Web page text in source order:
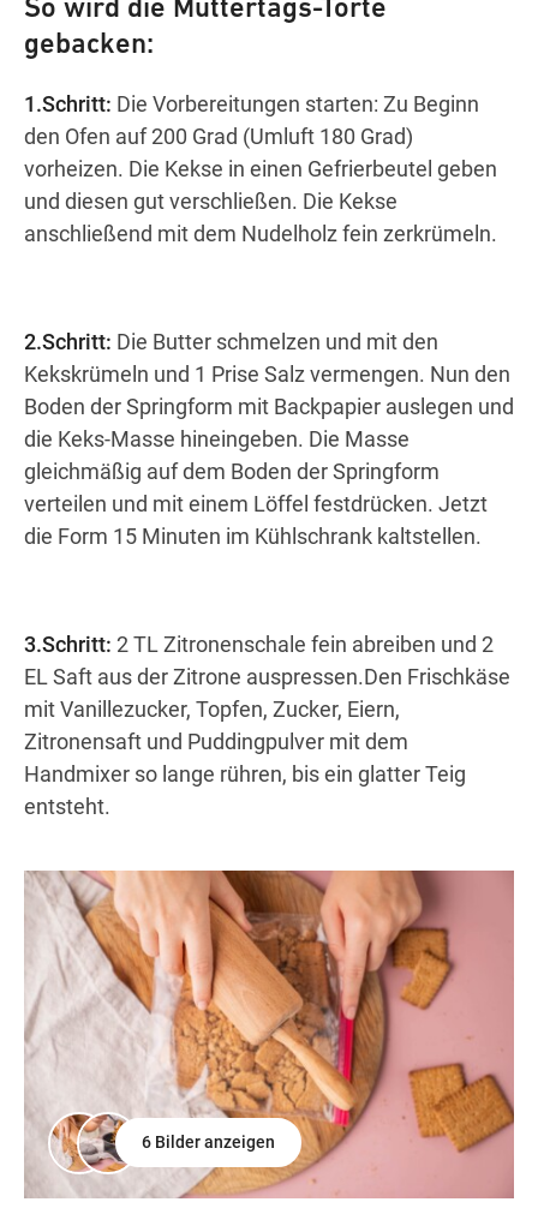
So wird die Muttertags-Torte
gebacken:
1.Schritt: Die Vorbereitungen starten: Zu Beginn
den Ofen auf 200 Grad (Umluft 180 Grad)
vorheizen. Die Kekse in einen Gefrierbeutel geben
und diesen gut verschließen. Die Kekse
anschließend mit dem Nudelholz fein zerkrümeln.
2.Schritt: Die Butter schmelzen und mit den
Kekskrümeln und 1 Prise Salz vermengen. Nun den
Boden der Springform mit Backpapier auslegen und
die Keks-Masse hineingeben. Die Masse
gleichmäßig auf dem Boden der Springform
verteilen und mit einem Löffel festdrücken. Jetzt
die Form 15 Minuten im Kühlschrank kaltstellen.
3.Schritt: 2 TL Zitronenschale fein abreiben und 2
EL Saft aus der Zitrone auspressen.Den Frischkäse
mit Vanillezucker, Topfen, Zucker, Eiern,
Zitronensaft und Puddingpulver mit dem
Handmixer so lange rühren, bis ein glatter Teig
entsteht.
6 Bilder anzeigen